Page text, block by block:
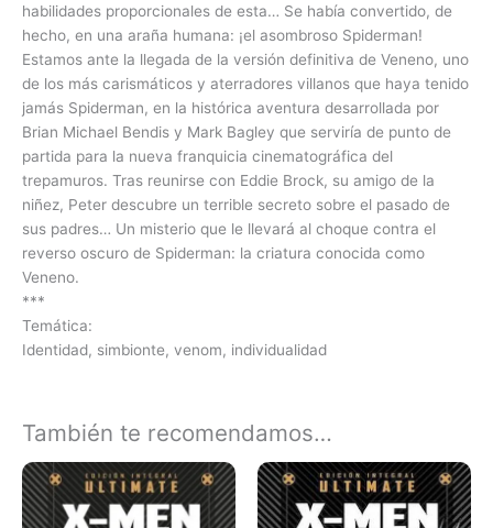
habilidades proporcionales de esta… Se había convertido, de
hecho, en una araña humana: ¡el asombroso Spiderman!
Estamos ante la llegada de la versión definitiva de Veneno, uno
de los más carismáticos y aterradores villanos que haya tenido
jamás Spiderman, en la histórica aventura desarrollada por
Brian Michael Bendis y Mark Bagley que serviría de punto de
partida para la nueva franquicia cinematográfica del
trepamuros. Tras reunirse con Eddie Brock, su amigo de la
niñez, Peter descubre un terrible secreto sobre el pasado de
sus padres… Un misterio que le llevará al choque contra el
reverso oscuro de Spiderman: la criatura conocida como
Veneno.
***
Temática:
Identidad, simbionte, venom, individualidad
También te recomendamos…